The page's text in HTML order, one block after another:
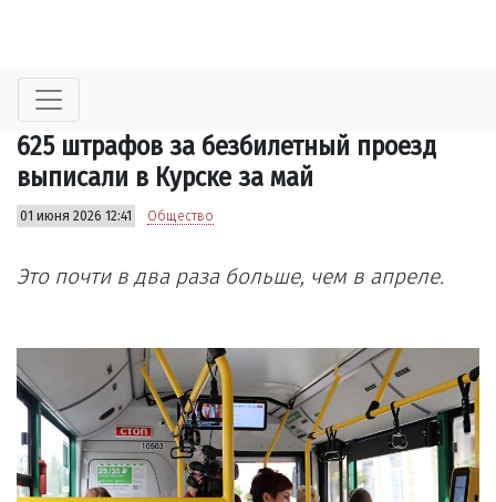
625 штрафов за безбилетный проезд
выписали в Курске за май
01 июня 2026 12:41 Общество
Это почти в два раза больше, чем в апреле.